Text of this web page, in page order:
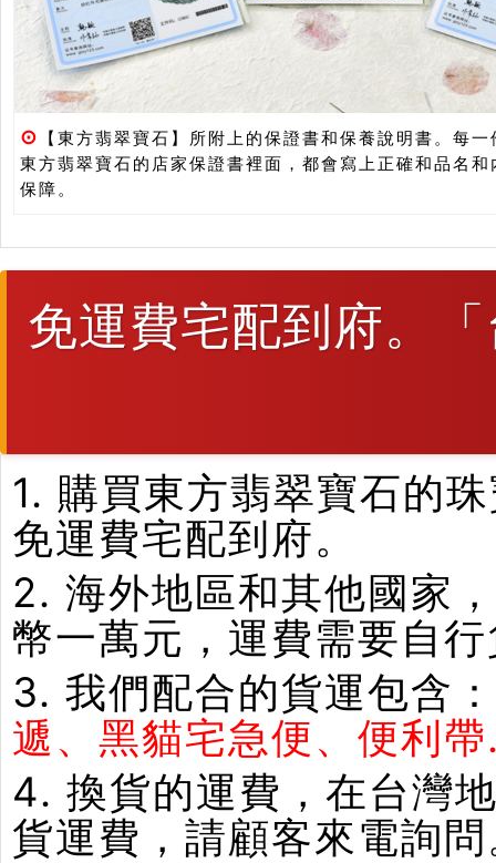
⊙
【東方翡翠寶石】所附上的保證書和保養說明書。每
東方翡翠寶石的店家保證書裡面，都會寫上正確和品名
保障。
免運費宅配到府。
1. 購買東方翡翠寶石的
免運費宅配到府。
2. 海外地區和其他國家
幣一萬元，運費需要自
3. 我們配合的貨運包含：
遞、黑貓宅急便、便利
4. 換貨的運費，在台灣
貨運費，請顧客來電詢